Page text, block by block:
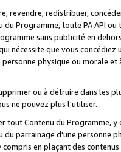
revendre, redistribuer,
Programme, toute PA API
sans publicité en
nécessite que vous
physique ou morale
ou à détruire dans les
ne pouvez plus l'utiliser.
tout Contenu du Programme,
parrainage d'une personne
en plaçant des